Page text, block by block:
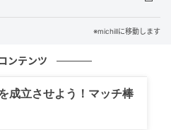
の特別付録は、ストリート
グ エイプ）のトートバッグ
※michillに移動します
ンテンツ
成立させよう！マッチ棒